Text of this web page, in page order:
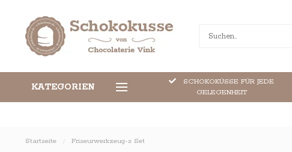
KATEGORIEN
BREITESTE SORTIMENT
SCHOKOKÜSSE FÜR JEDE
GELEGENHEIT
Startseite / Friseurwerkzeug-s Set